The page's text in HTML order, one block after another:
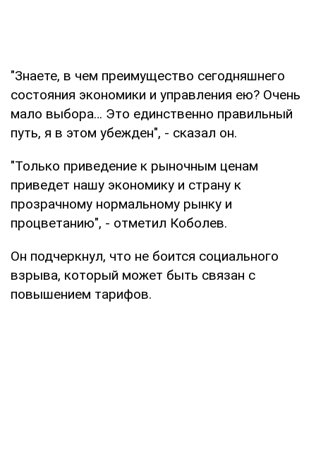
"Знаете, в чем преимущество сегодняшнего
состояния экономики и управления ею? Очень
мало выбора… Это единственно правильный
путь, я в этом убежден", - сказал он.
"Только приведение к рыночным ценам
приведет нашу экономику и страну к
прозрачному нормальному рынку и
процветанию", - отметил Коболев.
Он подчеркнул, что не боится социального
взрыва, который может быть связан с
повышением тарифов.